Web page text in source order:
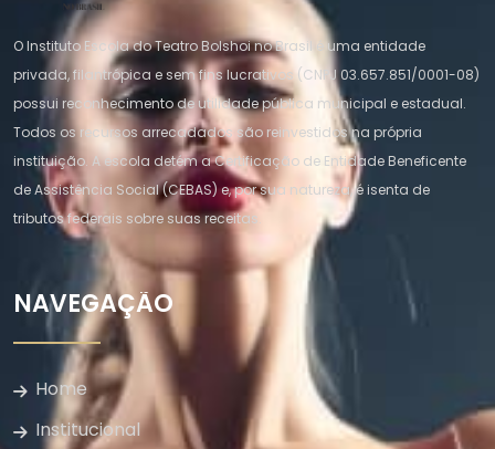
O Instituto Escola do Teatro Bolshoi no Brasil é uma entidade
privada, filantrópica e sem fins lucrativos (CNPJ 03.657.851/0001-08)
possui reconhecimento de utilidade pública municipal e estadual.
Todos os recursos arrecadados são reinvestidos na própria
instituição. A escola detém a Certificação de Entidade Beneficente
de Assistência Social (CEBAS) e, por sua natureza, é isenta de
tributos federais sobre suas receitas.
NAVEGAÇÃO
Home
Institucional